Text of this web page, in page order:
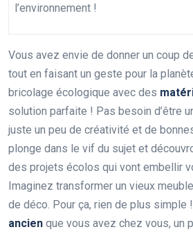
l’environnement !
Vous avez envie de donner un coup
tout en faisant un geste pour la
bricolage écologique avec des
solution parfaite ! Pas besoin d’être
juste un peu de créativité et de
plonge dans le vif du sujet et
des projets écolos qui vont embellir
Imaginez transformer un vieux
de déco. Pour ça, rien de plus simple
ancien que vous avez chez vous, un